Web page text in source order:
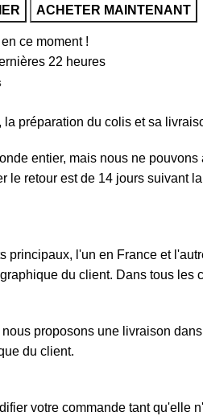
ACHETER MAINTENANT
ce moment !
22 heures
la préparation du colis et sa
entier, mais nous ne
le retour est de 14 jours suivant
principaux, l'un en France et
du client. Dans tous
proposons une livraison
du client.
votre commande tant